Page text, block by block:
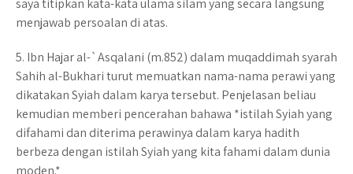
saya titipkan kata-kata ulama silam yang secara langsung
menjawab persoalan di atas.
5. Ibn Hajar al-`Asqalani (m.852) dalam muqaddimah syarah
Sahih al-Bukhari turut memuatkan nama-nama perawi yang
dikatakan Syiah dalam karya tersebut. Penjelasan beliau
kemudian memberi pencerahan bahawa *istilah Syiah yang
difahami dan diterima perawinya dalam karya hadith
berbeza dengan istilah Syiah yang kita fahami dalam dunia
moden.*